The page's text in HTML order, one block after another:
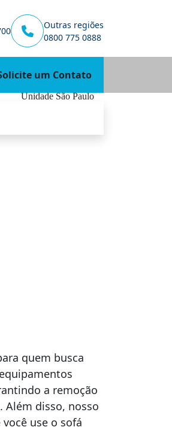
Outras regiões
0800 775 0888
um Contato
Unidade São Paulo
quem busca
a remoção
. Além disso, nosso
use o sofá